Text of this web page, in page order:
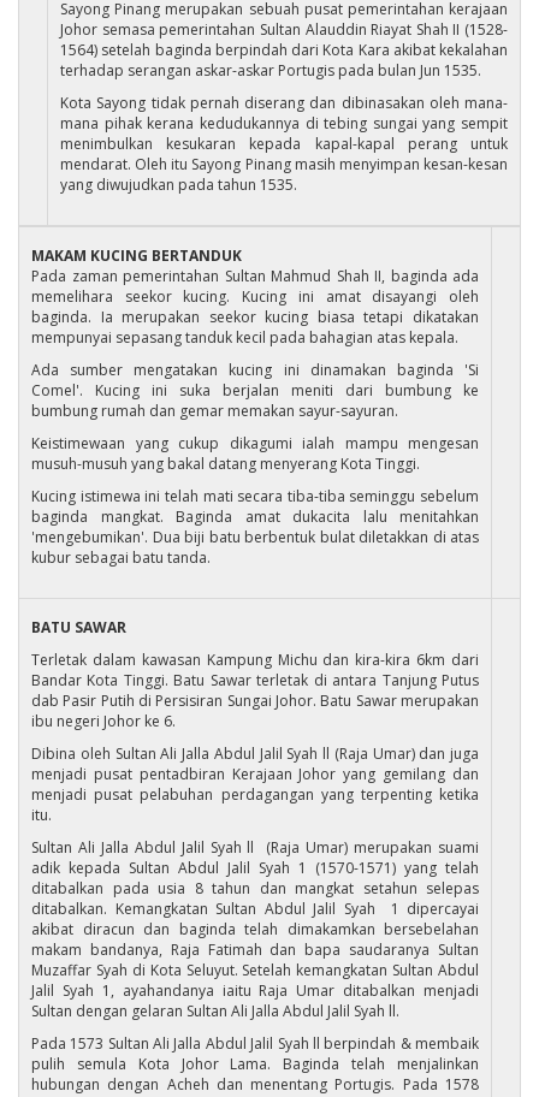
Sayong Pinang merupakan sebuah pusat pemerintahan kerajaan
Johor semasa pemerintahan Sultan Alauddin Riayat Shah II (1528-
1564) setelah baginda berpindah dari Kota Kara akibat kekalahan
terhadap serangan askar-askar Portugis pada bulan Jun 1535.
Kota Sayong tidak pernah diserang dan dibinasakan oleh mana-
mana pihak kerana kedudukannya di tebing sungai yang sempit
menimbulkan kesukaran kepada kapal-kapal perang untuk
mendarat. Oleh itu Sayong Pinang masih menyimpan kesan-kesan
yang diwujudkan pada tahun 1535.
MAKAM KUCING BERTANDUK
Pada zaman pemerintahan Sultan Mahmud Shah II, baginda ada
memelihara seekor kucing. Kucing ini amat disayangi oleh
baginda. Ia merupakan seekor kucing biasa tetapi dikatakan
mempunyai sepasang tanduk kecil pada bahagian atas kepala.
Ada sumber mengatakan kucing ini dinamakan baginda 'Si
Comel'. Kucing ini suka berjalan meniti dari bumbung ke
bumbung rumah dan gemar memakan sayur-sayuran.
Keistimewaan yang cukup dikagumi ialah mampu mengesan
musuh-musuh yang bakal datang menyerang Kota Tinggi.
Kucing istimewa ini telah mati secara tiba-tiba seminggu sebelum
baginda mangkat. Baginda amat dukacita lalu menitahkan
'mengebumikan'. Dua biji batu berbentuk bulat diletakkan di atas
kubur sebagai batu tanda.
BATU SAWAR
Terletak dalam kawasan Kampung Michu dan kira-kira 6km dari
Bandar Kota Tinggi. Batu Sawar terletak di antara Tanjung Putus
dab Pasir Putih di Persisiran Sungai Johor. Batu Sawar merupakan
ibu negeri Johor ke 6.
Dibina oleh Sultan Ali Jalla Abdul Jalil Syah ll (Raja Umar) dan juga
menjadi pusat pentadbiran Kerajaan Johor yang gemilang dan
menjadi pusat pelabuhan perdagangan yang terpenting ketika
itu.
Sultan Ali Jalla Abdul Jalil Syah ll (Raja Umar) merupakan suami
adik kepada Sultan Abdul Jalil Syah 1 (1570-1571) yang telah
ditabalkan pada usia 8 tahun dan mangkat setahun selepas
ditabalkan. Kemangkatan Sultan Abdul Jalil Syah 1 dipercayai
akibat diracun dan baginda telah dimakamkan bersebelahan
makam bandanya, Raja Fatimah dan bapa saudaranya Sultan
Muzaffar Syah di Kota Seluyut. Setelah kemangkatan Sultan Abdul
Jalil Syah 1, ayahandanya iaitu Raja Umar ditabalkan menjadi
Sultan dengan gelaran Sultan Ali Jalla Abdul Jalil Syah ll.
Pada 1573 Sultan Ali Jalla Abdul Jalil Syah ll berpindah & membaik
pulih semula Kota Johor Lama. Baginda telah menjalinkan
hubungan dengan Acheh dan menentang Portugis. Pada 1578